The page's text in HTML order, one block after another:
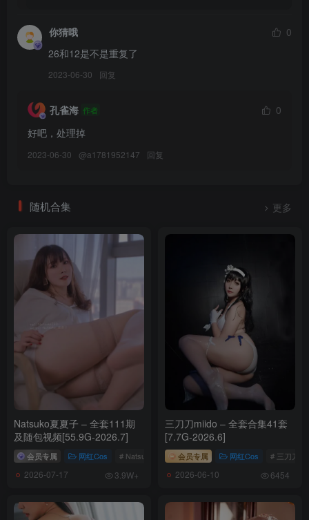
Candy Ball – NO.056 kimono[39P-5V-474.9M]
[4.17]
Candy Ball – NO.055 Soft Easter[38P-157.5M]
Candy Ball – NO.053 Jane Doe[70P-11V-1.15G]
[1.26]
Candy Ball – NO.052 Eve Stellar Blade[26P-155.3M]
[1.13]
Candy Ball – NO.051 Blanc White Rabbit[67P-235.1M]
[2025.1.3]
Candy Ball – NO.050 Nylon Dance[32P-2V-538.3M]
[10.13]
Candy Ball – NO.049 Thea[68P-11V-1.82G]
Candy Ball – NO.048 Office Latex[56P-17V-1.3G]
你猜哦
0
26和12是不是重复了
2023-06-30 回复
孔雀海 作者
0
好吧，处理掉
2023-06-30 @a1781952147 回复
随机合集 更多
Natsuko夏夏子 – 全套111期
及随包视频[55.9G-2026.7]
会员专属 网红Cos # Natsuko夏夏子
2026-07-17 3.9W+
三刀刀miido – 全套合集41套
[7.7G-2026.6]
会员专属 网红Cos # 三刀刀
2026-06-10 6454